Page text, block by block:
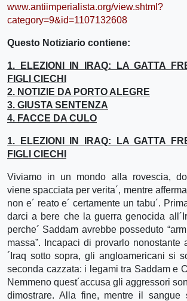
www.antiimperialista.org/view.shtml?
category=9&id=1107132608
Questo Notiziario contiene:
1. ELEZIONI IN IRAQ: LA GATTA
FIGLI CIECHI
2. NOTIZIE DA PORTO ALEGRE
3. GIUSTA SENTENZA
4. FACCE DA CULO
1. ELEZIONI IN IRAQ: LA GATTA
FIGLI CIECHI
Viviamo in un mondo alla rovescia,
viene spacciata per verita´, mentre
non e´ reato e´ certamente un tabu´.
darci a bere che la guerra genocida
perche´ Saddam avrebbe posseduto
massa”. Incapaci di provarlo nonostante
´Iraq sotto sopra, gli angloamericani si
seconda cazzata: i legami tra Saddam e
Nemmeno quest´accusa gli aggressori
dimostrare. Alla fine, mentre il sangue